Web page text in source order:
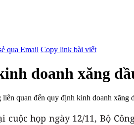
qua Email Copy link bài viết
doanh xăng
quan đến quy định kinh doanh xăng
cuộc họp ngày 12/11, Bộ